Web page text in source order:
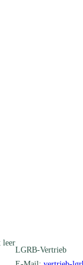
leer
LGRB-Vertrieb